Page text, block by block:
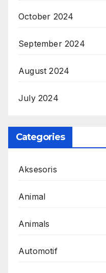
October 2024
September 2024
August 2024
July 2024
Categories
Aksesoris
Animal
Animals
Automotif